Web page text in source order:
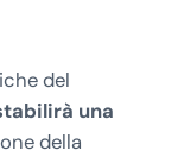
del
una
della